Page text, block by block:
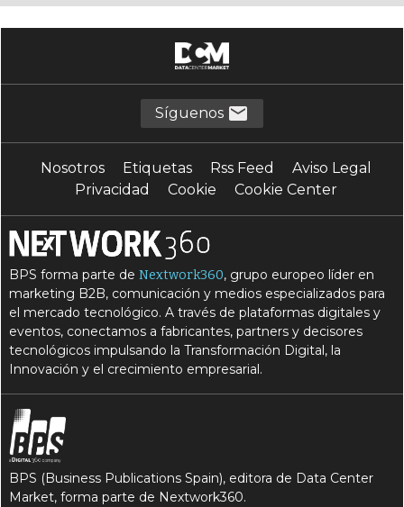
Síguenos
Nosotros Etiquetas Rss Feed
Aviso Legal
Privacidad
Cookie Cookie Center
BPS forma parte deNextwork360, grupo europeo líder en
marketing B2B, comunicación y medios especializados para
el mercado tecnológico. A través de plataformas digitales y
eventos, conectamos a fabricantes, partners y decisores
tecnológicos impulsando la Transformación Digital, la
Innovación y el crecimiento empresarial.
BPS (Business Publications Spain), editora de Data Center
Market, forma parte de Nextwork360.